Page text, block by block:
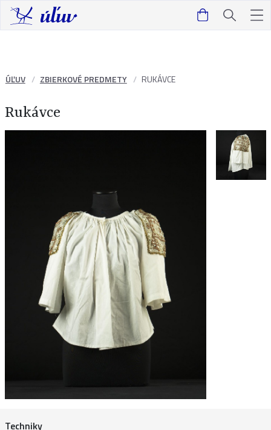
ÚĽUV ZBIERKOVÉ PREDMETY RUKÁVCE
Rukávce
Techniky